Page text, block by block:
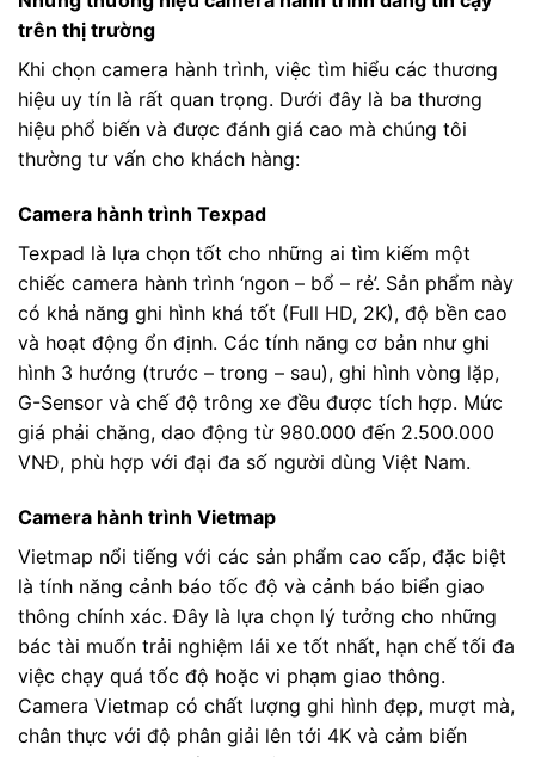
trên thị trường
Khi chọn camera hành trình, việc tìm hiểu các thương
hiệu uy tín là rất quan trọng. Dưới đây là ba thương
hiệu phổ biến và được đánh giá cao mà chúng tôi
thường tư vấn cho khách hàng:
Camera hành trình Texpad
Texpad là lựa chọn tốt cho những ai tìm kiếm một
chiếc camera hành trình ‘ngon – bổ – rẻ’. Sản phẩm này
có khả năng ghi hình khá tốt (Full HD, 2K), độ bền cao
và hoạt động ổn định. Các tính năng cơ bản như ghi
hình 3 hướng (trước – trong – sau), ghi hình vòng lặp,
G-Sensor và chế độ trông xe đều được tích hợp. Mức
giá phải chăng, dao động từ 980.000 đến 2.500.000
VNĐ, phù hợp với đại đa số người dùng Việt Nam.
Camera hành trình Vietmap
Vietmap nổi tiếng với các sản phẩm cao cấp, đặc biệt
là tính năng cảnh báo tốc độ và cảnh báo biển giao
thông chính xác. Đây là lựa chọn lý tưởng cho những
bác tài muốn trải nghiệm lái xe tốt nhất, hạn chế tối đa
việc chạy quá tốc độ hoặc vi phạm giao thông.
Camera Vietmap có chất lượng ghi hình đẹp, mượt mà,
chân thực với độ phân giải lên tới 4K và cảm biến